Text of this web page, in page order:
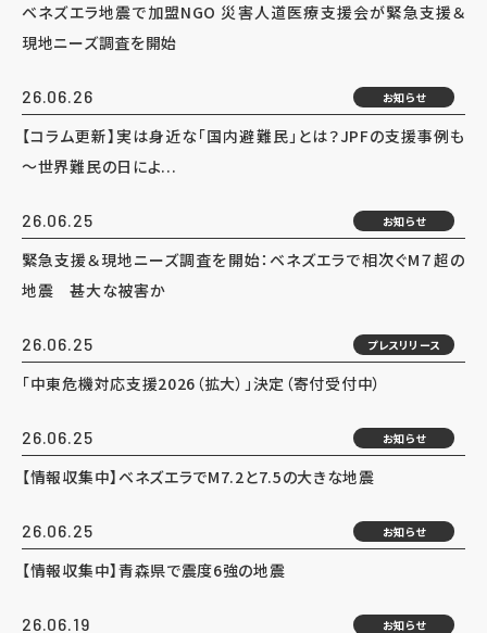
ベネズエラ地震で加盟NGO 災害人道医療支援会が緊急支援＆
現地ニーズ調査を開始
26.06.26 お知らせ
【コラム更新】実は身近な「国内避難民」とは？JPFの支援事例も
～世界難民の日によ...
26.06.25 お知らせ
緊急支援＆現地ニーズ調査を開始：ベネズエラで相次ぐM７超の
地震 甚大な被害か
26.06.25 プレスリリース
「中東危機対応支援2026（拡大）」決定（寄付受付中）
26.06.25 お知らせ
【情報収集中】ベネズエラでM7.2と7.5の大きな地震
26.06.25 お知らせ
【情報収集中】青森県で震度6強の地震
26.06.19 お知らせ